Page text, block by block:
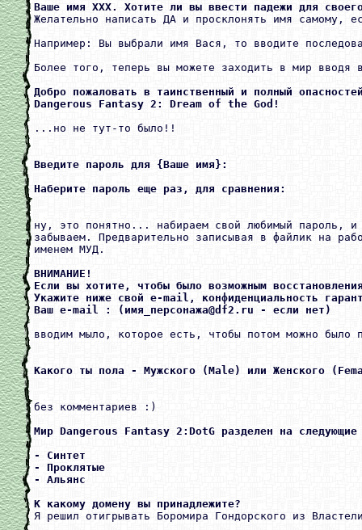
Ваше имя XXX. Хотите ли вы ввести падежи для
Желательно написать ДА и просклонять имя самому,
Например: Вы выбрали имя Вася, то вводите
Более того, теперь вы можете заходить в мир вводя
Добро пожаловать в таинственный и полный
Dangerous Fantasy 2: Dream of the God!
...но не тут-то было!!
Введите пароль для {Ваше имя}:
ну, это понятно... набираем свой любимый пароль, и
забываем. Предварительно записывая в файлик на
именем МУД.
ВНИМАНИЕ!
Если вы хотите, чтобы было возможным
Укажите ниже свой e-mail, конфиденциальность
Ваш e-mail : (имя_персонажа@df2.ru - если нет)
вводим мыло, которое есть, чтобы потом можно было
без комментариев :)
Мир Dangerous Fantasy 2:DotG разделен на
- Синтет
- Проклятые
К какому домену вы принадлежите?
Я решил отигрывать Боромира Гондорского из